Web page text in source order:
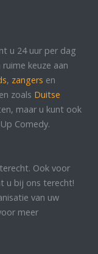
u 24 uur per dag
keuze aan
, zangers en
zoals Duitse
maar u kunt ook
Comedy.
Ook voor
u bij ons terecht!
van uw
meer